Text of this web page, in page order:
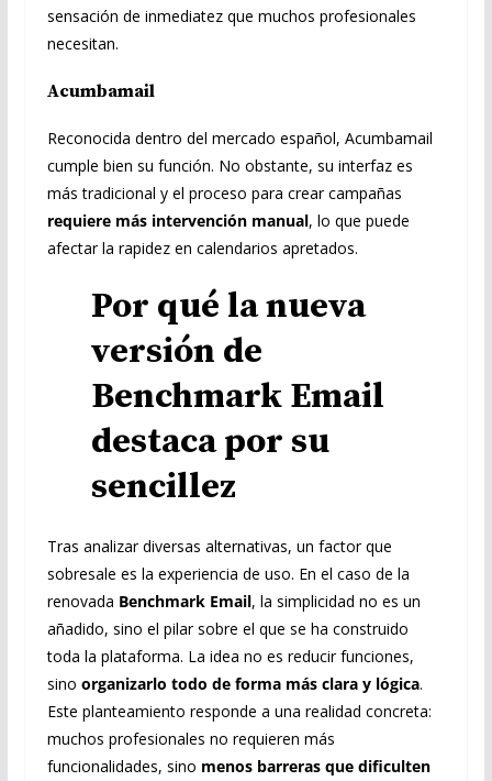
sensación de inmediatez que muchos profesionales
necesitan.
Acumbamail
Reconocida dentro del mercado español, Acumbamail
cumple bien su función. No obstante, su interfaz es
más tradicional y el proceso para crear campañas
requiere más intervención manual, lo que puede
afectar la rapidez en calendarios apretados.
Por qué la nueva
versión de
Benchmark Email
destaca por su
sencillez
Tras analizar diversas alternativas, un factor que
sobresale es la experiencia de uso. En el caso de la
renovada Benchmark Email, la simplicidad no es un
añadido, sino el pilar sobre el que se ha construido
toda la plataforma. La idea no es reducir funciones,
sino organizarlo todo de forma más clara y lógica.
Este planteamiento responde a una realidad concreta:
muchos profesionales no requieren más
funcionalidades, sino menos barreras que dificulten